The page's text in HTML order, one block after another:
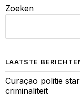
Zoeken
LAATSTE
Curaçao politie
criminaliteit